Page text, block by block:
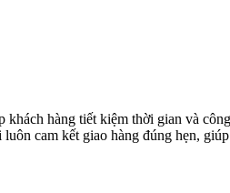
hàng tiết kiệm thời gian và
cam kết giao hàng đúng hẹn,